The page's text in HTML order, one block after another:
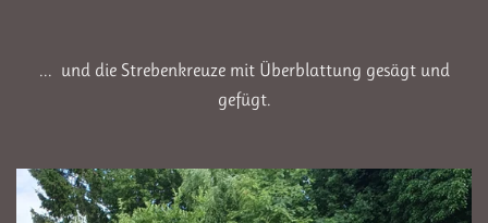
... und die Strebenkreuze mit Überblattung gesägt und
gefügt.